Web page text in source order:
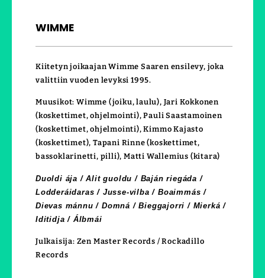
WIMME
Kiitetyn joikaajan Wimme Saaren ensilevy, joka
valittiin vuoden levyksi 1995.
Muusikot: Wimme (joiku, laulu), Jari Kokkonen
(koskettimet, ohjelmointi), Pauli Saastamoinen
(koskettimet, ohjelmointi), Kimmo Kajasto
(koskettimet), Tapani Rinne (koskettimet,
bassoklarinetti, pilli), Matti Wallemius (kitara)
Duoldi ája / Alit guoldu / Baján riegáda /
Lodderáidaras / Jusse-vilba / Boaimmás /
Dievas mánnu / Domná / Bieggajorri / Mierká /
Iditidja / Álbmái
Julkaisija: Zen Master Records / Rockadillo
Records